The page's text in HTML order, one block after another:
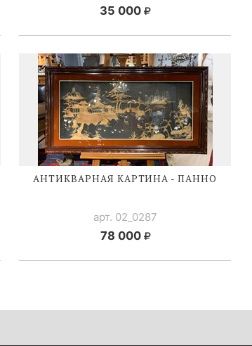
35 000
АНТИКВАРНАЯ КАРТИНА - ПАННО
арт. 02_0287
78 000